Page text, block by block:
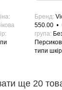
Бренд
550.00
група
типи
ще 20